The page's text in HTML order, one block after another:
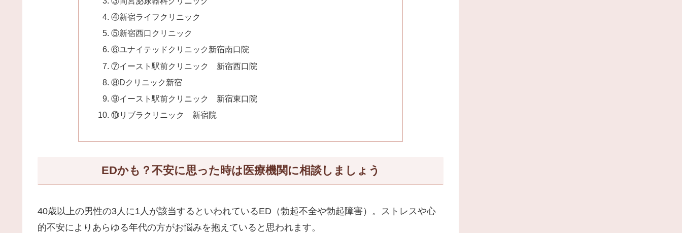
④新宿ライフクリニック
⑤新宿西口クリニック
⑥ユナイテッドクリニック新宿南口院
⑦イースト駅前クリニック 新宿西口院
⑧Dクリニック新宿
⑨イースト駅前クリニック 新宿東口院
⑩リブラクリニック 新宿院
EDかも？不安に思った時は医療機関に相談しましょう
40歳以上の男性の3人に1人が該当するといわれているED（勃起不全や勃起障害）。ストレスや心
的不安によりあらゆる年代の方がお悩みを抱えていると思われます。